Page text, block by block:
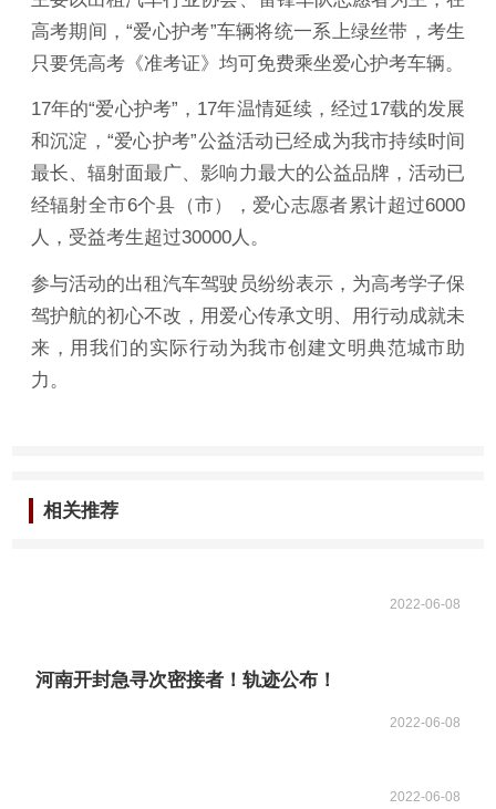
高考期间，“爱心护考”车辆将统一系上绿丝带，考生
只要凭高考《准考证》均可免费乘坐爱心护考车辆。
17年的“爱心护考”，17年温情延续，经过17载的发展
和沉淀，“爱心护考”公益活动已经成为我市持续时间
最长、辐射面最广、影响力最大的公益品牌，活动已
经辐射全市6个县（市），爱心志愿者累计超过6000
人，受益考生超过30000人。
参与活动的出租汽车驾驶员纷纷表示，为高考学子保
驾护航的初心不改，用爱心传承文明、用行动成就未
来，用我们的实际行动为我市创建文明典范城市助
力。
相关推荐
2022-06-08
河南开封急寻次密接者！轨迹公布！
2022-06-08
2022-06-08